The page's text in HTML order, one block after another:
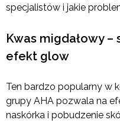
specjalistów i jakie
Kwas migdałowy
efekt glow
Ten bardzo popularny w
grupy AHA pozwala na
naskórka i pobudzenie